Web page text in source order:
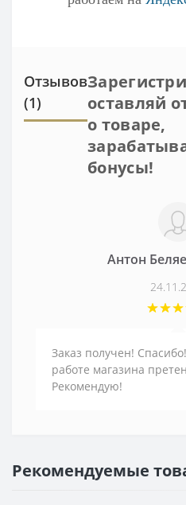
Отзывов
(1)
оставляй
о товаре,
бонусы!
Антон
Заказ получен!
работе магазина
Рекомендую!
Рекомендуемые